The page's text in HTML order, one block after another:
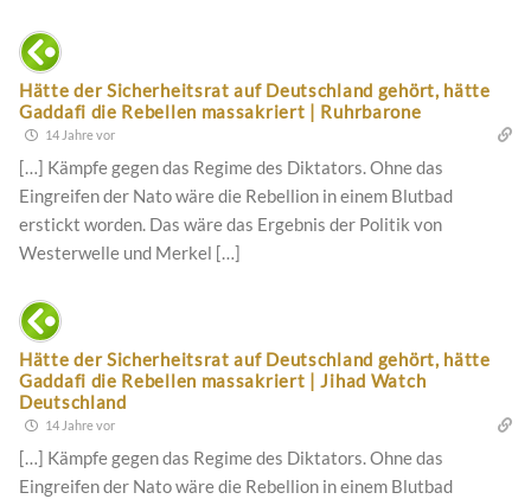
Hätte der Sicherheitsrat auf Deutschland gehört, hätte
Gaddafi die Rebellen massakriert | Ruhrbarone
14 Jahre vor
[…] Kämpfe gegen das Regime des Diktators. Ohne das
Eingreifen der Nato wäre die Rebellion in einem Blutbad
erstickt worden. Das wäre das Ergebnis der Politik von
Westerwelle und Merkel […]
Hätte der Sicherheitsrat auf Deutschland gehört, hätte
Gaddafi die Rebellen massakriert | Jihad Watch
Deutschland
14 Jahre vor
[…] Kämpfe gegen das Regime des Diktators. Ohne das
Eingreifen der Nato wäre die Rebellion in einem Blutbad